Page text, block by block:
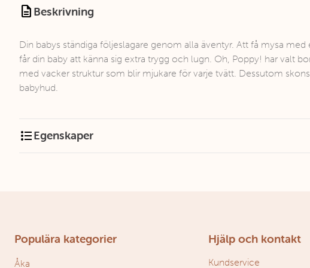
description Beskrivning
Din babys ständiga följeslagare genom alla äventyr. Att få mysa
får din baby att känna sig extra trygg och lugn. Oh, Poppy! har valt
med vacker struktur som blir mjukare för varje tvätt. Dessutom
babyhud.
format_list_bulletedEgenskaper
Populära kategorier
Åka
Hjälp och kontakt
Kundservice